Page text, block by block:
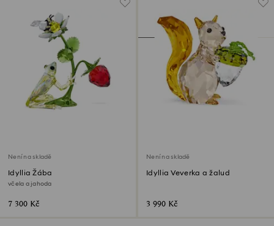
Není na skladě
Idyllia Žába
včela a jahoda
7 300 Kč
Není na skladě
Idyllia Veverka a žalud
3 990 Kč